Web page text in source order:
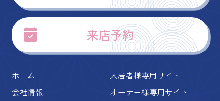
来店予約
ホーム
会社情報
入居者様専用サイト
オーナー様専用サイト